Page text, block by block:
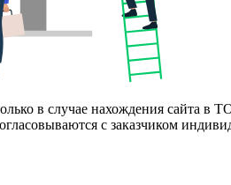
в случае нахождения сайта в
с заказчиком